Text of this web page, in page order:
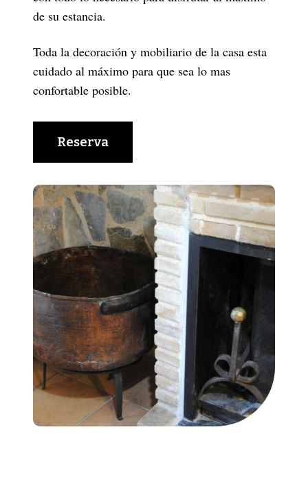
de su estancia.
Toda la decoración y mobiliario de la casa esta
cuidado al máximo para que sea lo mas
confortable posible.
Reserva